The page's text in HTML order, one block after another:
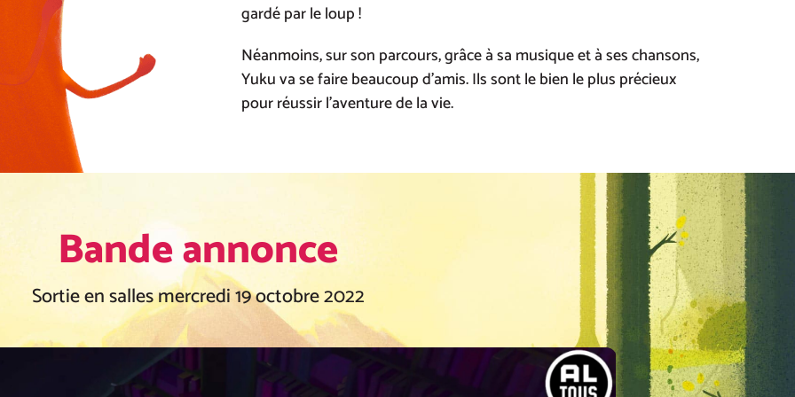
gardé par le loup !
Néanmoins, sur son parcours, grâce à sa musique et à ses chansons,
Yuku va se faire beaucoup d’amis. Ils sont le bien le plus précieux
pour réussir l’aventure de la vie.
Bande annonce
Sortie en salles mercredi 19 octobre 2022